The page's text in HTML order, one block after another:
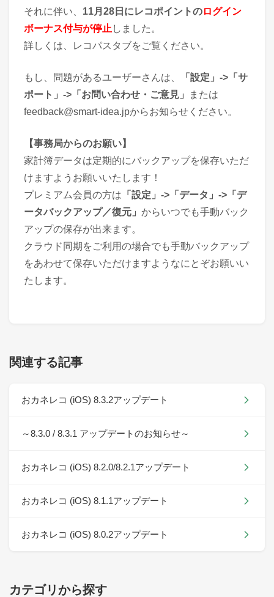
それに伴い、 11月28日にレコポイントのログイン
ボーナス付与が停止 しました。
詳しくは、レコパスタブをご覧ください。
もし、問題があるユーザーさんは、
「設定」->「サ
ポート」->「お問い合わせ・ご意見」
または
feedback@smart-idea.jpからお知らせください。
【事務局からのお願い】
家計簿データは定期的にバックアップを保存いただ
けますようお願いいたします！
プレミアム会員の方は 「設定」->「データ」->「デ
ータバックアップ／復元」 からいつでも手動バック
アップの保存が出来ます。
クラウド同期をご利用の場合でも手動バックアップ
をあわせて保存いただけますようなにとぞお願いい
たします。
関連する記事
おカネレコ (iOS) 8.3.2アップデート
～8.3.0 / 8.3.1 アップデートのお知らせ～
おカネレコ (iOS) 8.2.0/8.2.1アップデート
おカネレコ (iOS) 8.1.1アップデート
おカネレコ (iOS) 8.0.2アップデート
カテゴリから探す